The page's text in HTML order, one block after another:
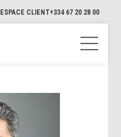
ESPACE CLIENT+334 67 20 28 00